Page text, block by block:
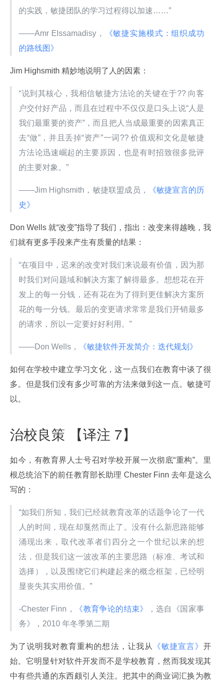
的实践，敏捷团队的学习过程得以加速……”
——Amr Elssamadisy，
《敏捷实施模式：组织成功
的路线图》
Jim Highsmith 精妙地说明了人的因素：
“说到其核心，我相信敏捷方法论的关键在于?? 向客
户交付好产品，而且在过程中不仅仅是口头上说“人是
我们最重要的资产”，而且把人当成最重要的因素真正
去“做”，并且丢掉“资产”一词?? 价值观和文化是敏捷
方法论迅速崛起的主要原因，也是有时招致很多批评
的主要对象。”
——Jim Highsmith，敏捷联盟成员，
《敏捷宣言的历
史》
Don Wells 就“改变”指导了我们，指出：改变来得越晚，我
们就有更多手段来产生有质量的结果：
“在项目中，迟来的改变对我们来说最有价值，因为那
时我们对问题域和解决方案了解得最多。想想花在开
发上的每一分钱，还有花在为了得到更佳解决方案所
花的每一分钱。最后的变更请求常常是我们开销最多
的请求，所以一定要好好利用。”
——Don Wells， 《敏捷软件开发简介：迭代规划》
如何在学校中建立学习文化，这一点我们在教育中谈了很
多。但是我们没有多少可靠的方法来做到这一点。敏捷可
以。
治校良策 【译注 7】
如今，有教育界人士号召对学校开展一次彻底“重构”。里
根总统治下的前任教育部长助理 Chester Finn 去年是这么
写的：
“如我们所知，我们已经就教育改革的话题争论了一代
人的时间，现在却戛然而止了。没有什么新思路能够
涌现出来，取代改革者们四分之一个世纪以来的想
法，但是我们这一波改革的主要思路（标准、考试和
选择），以及围绕它们构建起来的概念框架，已经明
显丧失其实用价值。”
-Chester Finn， 《教育争论的结束》
，选自《国家事
务》，2010 年冬季第二期
为了说明我对教育重构的想法，让我从 《敏捷宣言》开
始。它明显针对软件开发而不是学校教育，然而我发现其
中有些共通的东西颇引人关注。把其中的商业词汇换为教